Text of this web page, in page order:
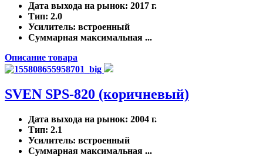
Дата выхода на рынок: 2017 г.
Тип: 2.0
Усилитель: встроенный
Суммарная максимальная ...
Описание товара
SVEN SPS-820 (коричневый)
Дата выхода на рынок: 2004 г.
Тип: 2.1
Усилитель: встроенный
Суммарная максимальная ...